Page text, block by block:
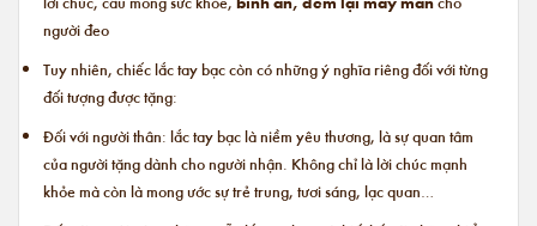
người đeo
Tuy nhiên, chiếc lắc tay bạc còn có những ý nghĩa riêng đối với từng
đối tượng được tặng:
Đối với người thân: lắc tay bạc là niềm yêu thương, là sự quan tâm
của người tặng dành cho người nhận. Không chỉ là lời chúc mạnh
khỏe mà còn là mong ước sự trẻ trung, tươi sáng, lạc quan…